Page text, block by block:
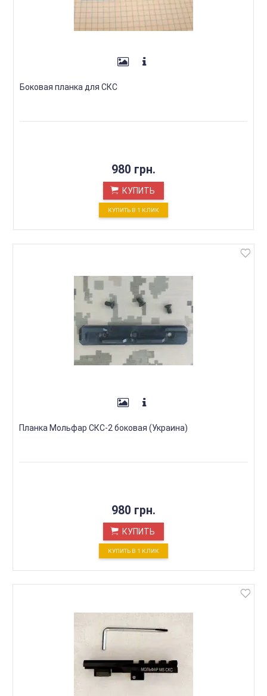
Боковая планка для СКС
980 грн.
КУПИТЬ
КУПИТЬ В 1 КЛИК
Планка Мольфар СКС-2 боковая (Украина)
980 грн.
КУПИТЬ
КУПИТЬ В 1 КЛИК